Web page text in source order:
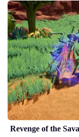
Revenge of the